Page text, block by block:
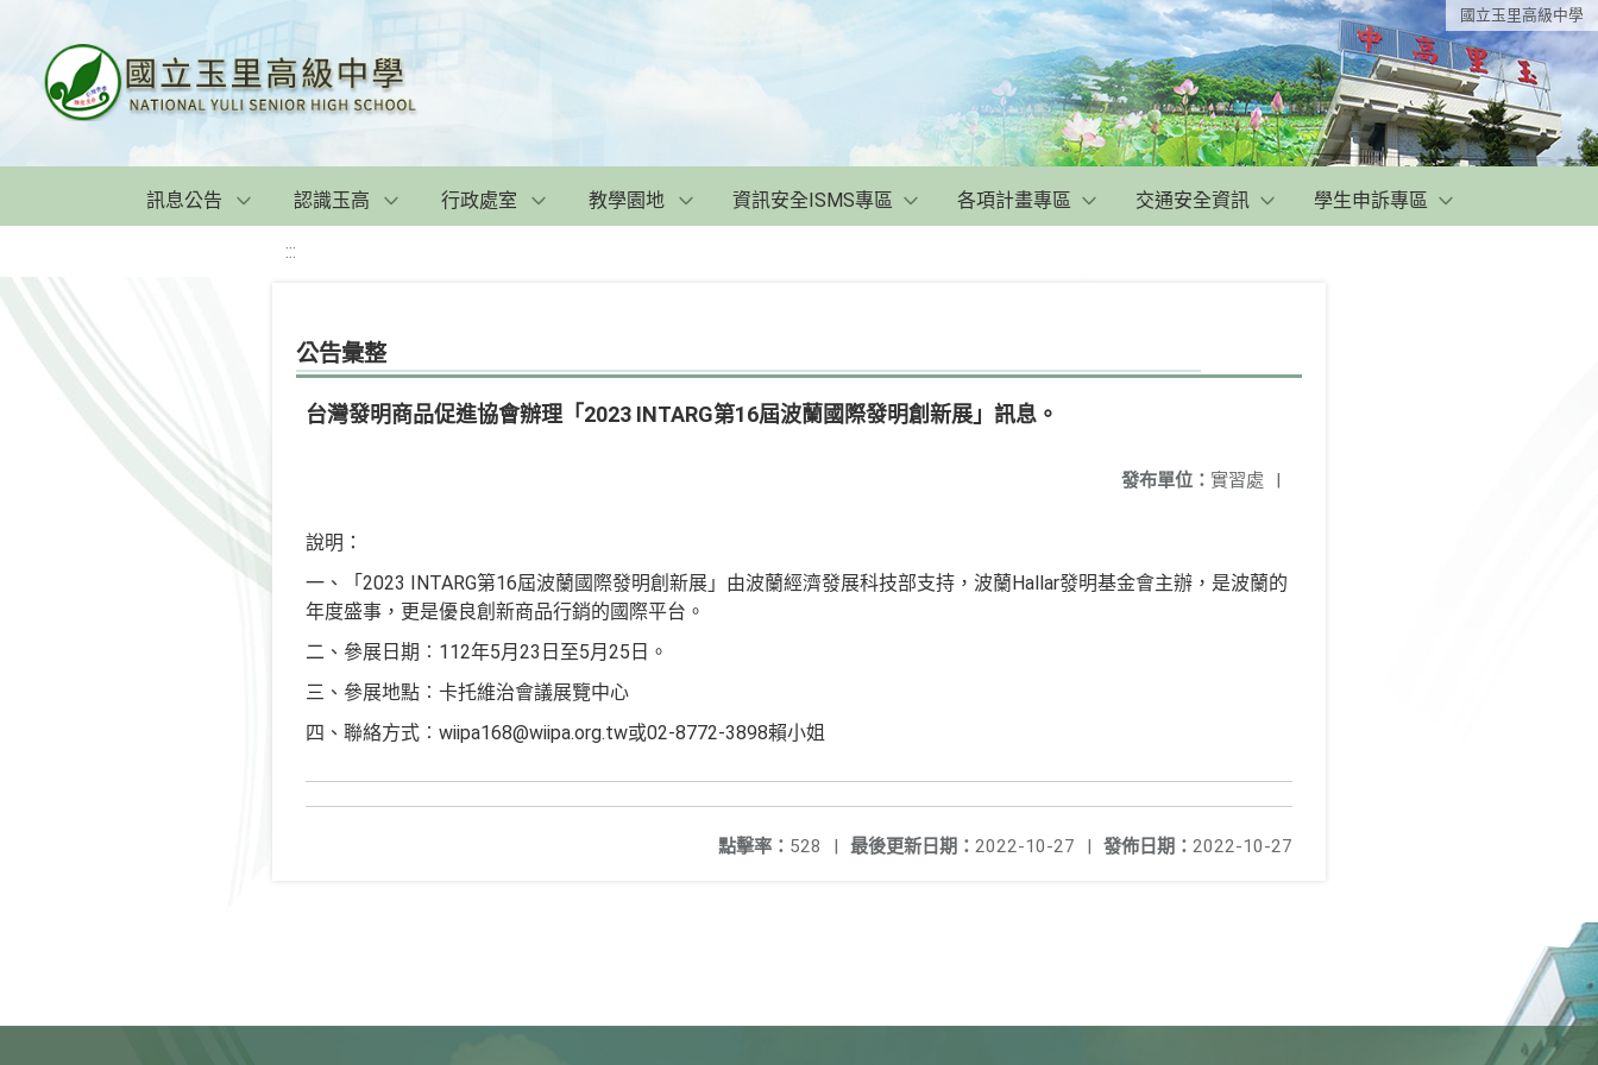
國立玉里高級中學
訊息公告 認識玉高 行政處室 教學園地 資訊安全ISMS專區 各項計畫專區 交通安全資訊 學生申訴專區
:::
公告彙整
台灣發明商品促進協會辦理「2023 INTARG第16屆波蘭國際發明創新展」訊息。
發布單位： 實習處 |
說明：
一、「2023 INTARG第16屆波蘭國際發明創新展」由波蘭經濟發展科技部支持，波蘭Hallar發明基金會主辦，是波蘭的
年度盛事，更是優良創新商品行銷的國際平台。
二、參展日期︰112年5月23日至5月25日。
三、參展地點︰卡托維治會議展覽中心
四、聯絡方式︰wiipa168@wiipa.org.tw或02-8772-3898賴小姐
發佈日期： 2022-10-27
最後更新日期： 2022-10-27 |
點擊率： 528 |